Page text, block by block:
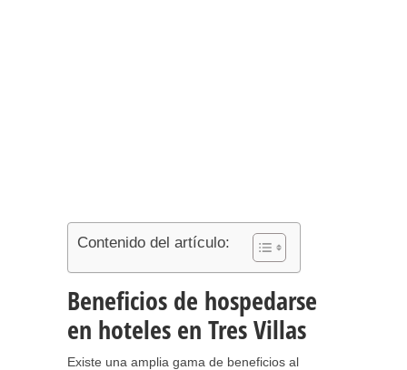
Contenido del artículo:
Beneficios de hospedarse
en hoteles en Tres Villas
Existe una amplia gama de beneficios al